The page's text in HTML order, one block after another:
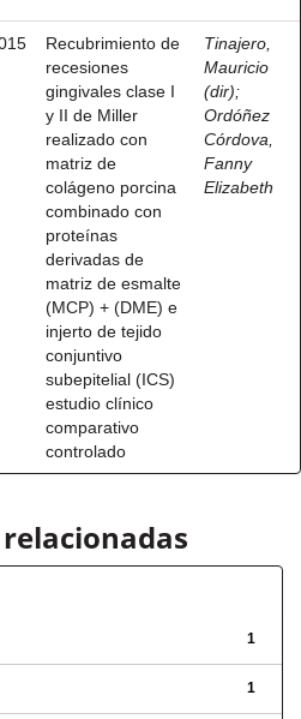
Recubrimiento de
recesiones
gingivales clase I
y II de Miller
realizado con
matriz de
colágeno porcina
combinado con
proteínas
derivadas de
matriz de esmalte
(MCP) + (DME) e
injerto de tejido
conjuntivo
subepitelial (ICS)
estudio clínico
comparativo
controlado
Tinajero,
Mauricio
(dir);
Ordóñez
Córdova,
Fanny
Elizabeth
1
1